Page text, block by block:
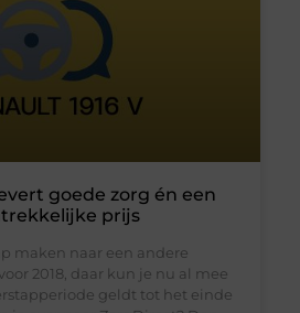
goede zorg én een
prijs
maken naar een andere
2018, daar kun je nu al mee
geldt tot het einde